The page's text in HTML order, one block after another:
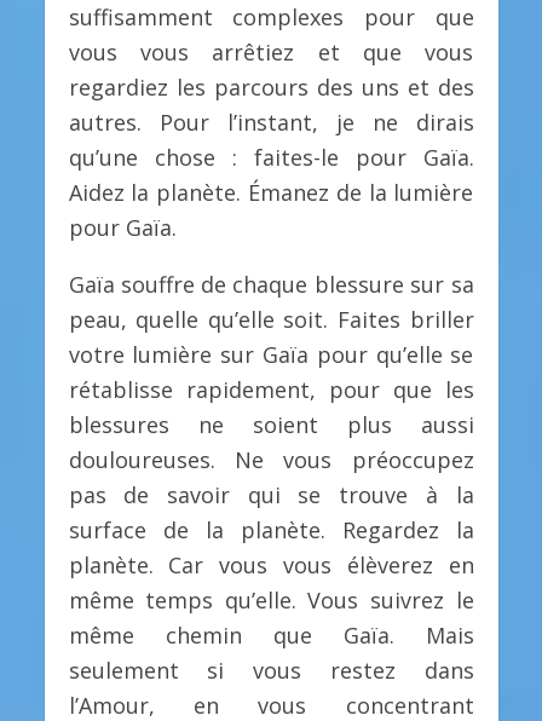
suffisamment complexes pour que
vous vous arrêtiez et que vous
regardiez les parcours des uns et des
autres. Pour l’instant, je ne dirais
qu’une chose : faites-le pour Gaïa.
Aidez la planète. Émanez de la lumière
pour Gaïa.
Gaïa souffre de chaque blessure sur sa
peau, quelle qu’elle soit. Faites briller
votre lumière sur Gaïa pour qu’elle se
rétablisse rapidement, pour que les
blessures ne soient plus aussi
douloureuses. Ne vous préoccupez
pas de savoir qui se trouve à la
surface de la planète. Regardez la
planète. Car vous vous élèverez en
même temps qu’elle. Vous suivrez le
même chemin que Gaïa. Mais
seulement si vous restez dans
l’Amour, en vous concentrant